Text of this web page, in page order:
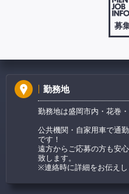
募
勤務地
勤務地は盛岡市内・花巻
公共機関・自家用車で通
です！
遠方からご応募の方も安
致します。
※連絡時に詳細をお伝えし